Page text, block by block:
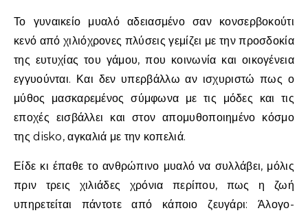
Το γυναικείο μυαλό αδειασμένο σαν κονσερβοκούτι
κενό από χιλιόχρονες πλύσεις γεμίζει με την προσδοκία
της ευτυχίας του γάμου, που κοινωνία και οικογένεια
εγγυούνται. Και δεν υπερβάλλω αν ισχυριστώ πως ο
μύθος μασκαρεμένος σύμφωνα με τις μόδες και τις
εποχές εισβάλλει και στον απομυθοποιημένο κόσμο
της disko, αγκαλιά με την κοπελιά.
Είδε κι έπαθε το ανθρώπινο μυαλό να συλλάβει, μόλις
πριν τρεις χιλιάδες χρόνια περίπου, πως η ζωή
υπηρετείται πάντοτε από κάποιο ζευγάρι: Άλογο-